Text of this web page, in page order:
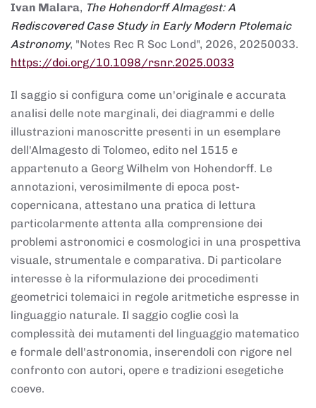
Ivan Malara, The Hohendorff Almagest: A
Rediscovered Case Study in Early Modern Ptolemaic
Astronomy, "Notes Rec R Soc Lond", 2026, 20250033.
https://doi.org/10.1098/rsnr.2025.0033
Il saggio si configura come un'originale e accurata
analisi delle note marginali, dei diagrammi e delle
illustrazioni manoscritte presenti in un esemplare
dell'Almagesto di Tolomeo, edito nel 1515 e
appartenuto a Georg Wilhelm von Hohendorff. Le
annotazioni, verosimilmente di epoca post-
copernicana, attestano una pratica di lettura
particolarmente attenta alla comprensione dei
problemi astronomici e cosmologici in una prospettiva
visuale, strumentale e comparativa. Di particolare
interesse è la riformulazione dei procedimenti
geometrici tolemaici in regole aritmetiche espresse in
linguaggio naturale. Il saggio coglie così la
complessità dei mutamenti del linguaggio matematico
e formale dell'astronomia, inserendoli con rigore nel
confronto con autori, opere e tradizioni esegetiche
coeve.